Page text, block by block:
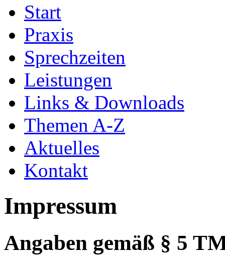
Start
Praxis
Sprechzeiten
Leistungen
Links & Downloads
Themen A-Z
Aktuelles
Kontakt
Impressum
Angaben gemäß § 5